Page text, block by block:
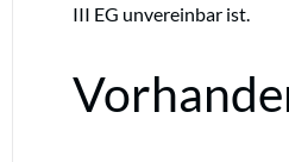
III EG unvereinbar ist.